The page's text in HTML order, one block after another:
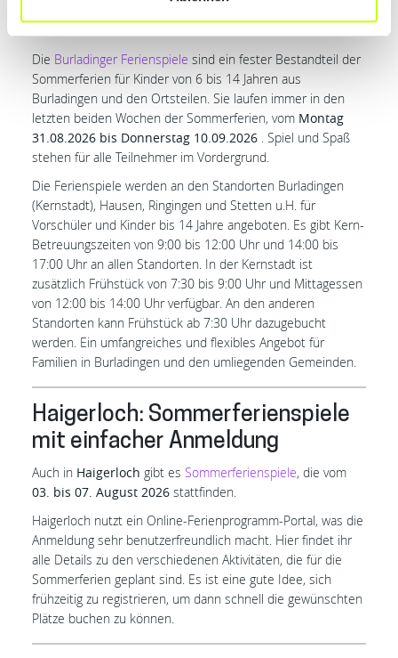
Standorten
Die Burladinger Ferienspiele sind ein fester Bestandteil der
Sommerferien für Kinder von 6 bis 14 Jahren aus
Burladingen und den Ortsteilen. Sie laufen immer in den
letzten beiden Wochen der Sommerferien, vom Montag
31.08.2026 bis Donnerstag 10.09.2026 . Spiel und Spaß
stehen für alle Teilnehmer im Vordergrund.
Die Ferienspiele werden an den Standorten Burladingen
(Kernstadt), Hausen, Ringingen und Stetten u.H. für
Vorschüler und Kinder bis 14 Jahre angeboten. Es gibt Kern-
Betreuungszeiten von 9:00 bis 12:00 Uhr und 14:00 bis
17:00 Uhr an allen Standorten. In der Kernstadt ist
zusätzlich Frühstück von 7:30 bis 9:00 Uhr und Mittagessen
von 12:00 bis 14:00 Uhr verfügbar. An den anderen
Standorten kann Frühstück ab 7:30 Uhr dazugebucht
werden. Ein umfangreiches und flexibles Angebot für
Familien in Burladingen und den umliegenden Gemeinden.
Haigerloch: Sommerferienspiele
mit einfacher Anmeldung
Auch in Haigerloch gibt es Sommerferienspiele, die vom
03. bis 07. August 2026 stattfinden.
Haigerloch nutzt ein Online-Ferienprogramm-Portal, was die
Anmeldung sehr benutzerfreundlich macht. Hier findet ihr
alle Details zu den verschiedenen Aktivitäten, die für die
Sommerferien geplant sind. Es ist eine gute Idee, sich
frühzeitig zu registrieren, um dann schnell die gewünschten
Plätze buchen zu können.